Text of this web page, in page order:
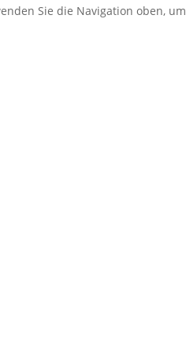
Sie die Navigation oben, um